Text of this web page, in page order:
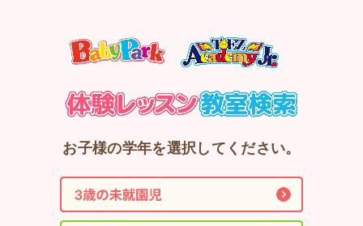
お子様の学年を選択してください。